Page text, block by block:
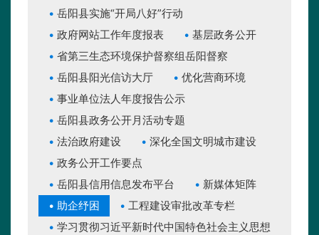
岳阳县实施“开局八好”行动
政府网站工作年度报表
基层政务公开
省第三生态环境保护督察组岳阳督察
岳阳县阳光信访大厅
优化营商环境
事业单位法人年度报告公示
岳阳县政务公开月活动专题
法治政府建设
深化全国文明城市建设
政务公开工作要点
岳阳县信用信息发布平台
新媒体矩阵
助企纾困
工程建设审批改革专栏
学习贯彻习近平新时代中国特色社会主义思想